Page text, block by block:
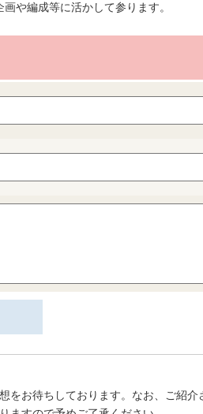
や編成等に活かして参ります。
をお待ちしております。なお、ご紹介